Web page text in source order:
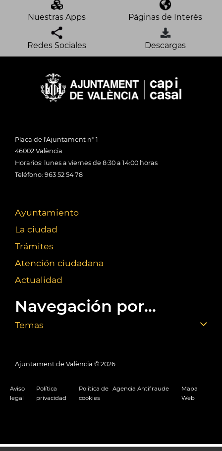
Nuestras Apps Páginas de Interés
Redes Sociales Descargas
Plaça de l'Ajuntament nº 1
46002 València
Horarios: lunes a viernes de 8:30 a 14:00 horas
Teléfono: 963 52 54 78
Ayuntamiento
La ciudad
Trámites
Atención ciudadana
Actualidad
Navegación por...
Temas
Ajuntament de València © 2026
Aviso
legal
Política
privacidad
Política de
cookies
Agencia Antifraude
Mapa
Web